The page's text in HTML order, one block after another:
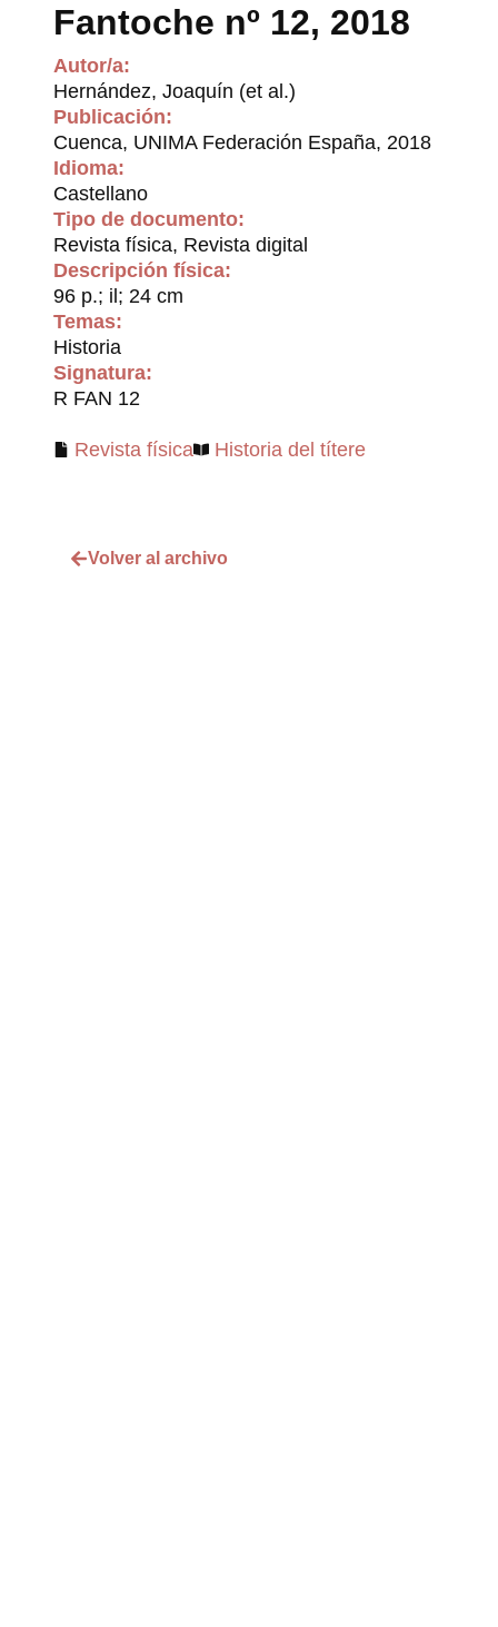
Fantoche nº 12, 2018
Autor/a:
Hernández, Joaquín (et al.)
Publicación:
Cuenca, UNIMA Federación España, 2018
Idioma:
Castellano
Tipo de documento:
Revista física, Revista digital
Descripción física:
96 p.; il; 24 cm
Temas:
Historia
Signatura:
R FAN 12
Revista física Historia del títere
Volver al archivo